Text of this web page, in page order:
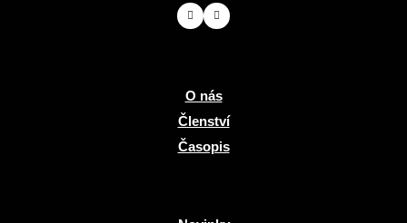
O nás
Členství
Časopis